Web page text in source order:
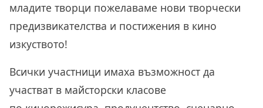
младите творци пожелаваме нови творчески
предизвикателства и постижения в кино
изкуството!
Всички участници имаха възможност да
участват в майсторски класове